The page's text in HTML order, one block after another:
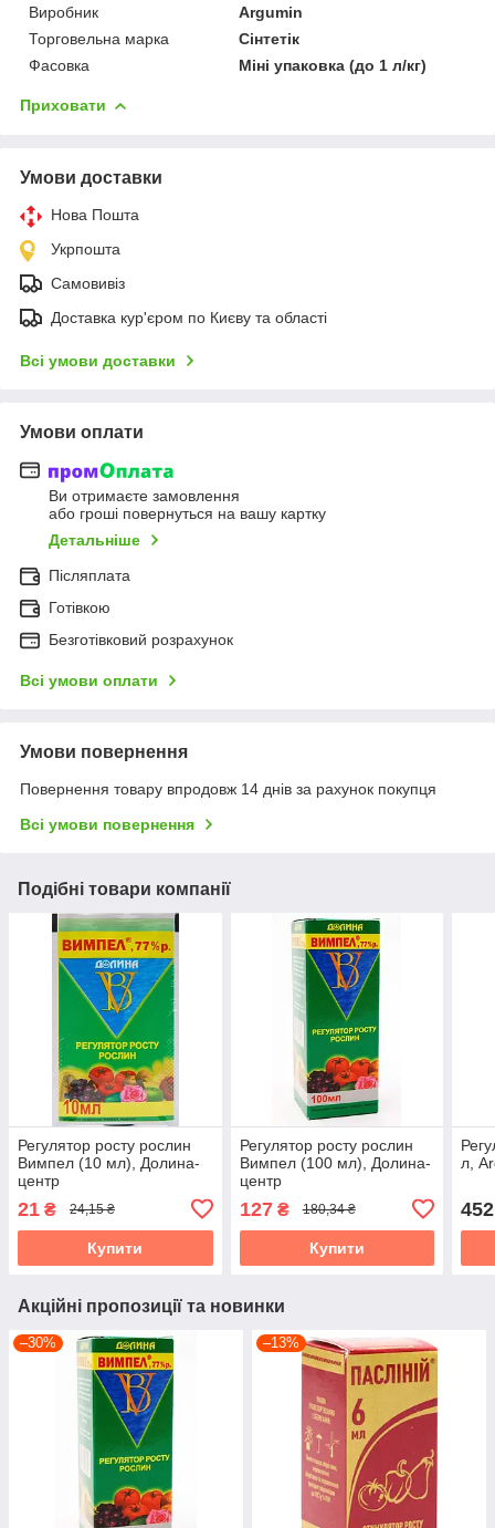
Виробник
Argumin
Торговельна марка
Сінтетік
Фасовка
Міні упаковка (до 1 л/кг)
Приховати
Умови доставки
Нова Пошта
Укрпошта
Самовивіз
Доставка кур'єром по Києву та області
Всі умови доставки
Умови оплати
Ви отримаєте замовлення
або гроші повернуться на вашу картку
Детальніше
Післяплата
Готівкою
Безготівковий розрахунок
Всі умови оплати
Умови повернення
Повернення товару впродовж 14 днів за рахунок покупця
Всі умови повернення
Подібні товари компанії
Регулятор росту рослин
Вимпел (10 мл), Долина-
центр
21 ₴ 24,15 ₴
Купити
Регулятор росту рослин
Вимпел (100 мл), Долина-
центр
127₴ 180,34 ₴
Купити
л,
452
Акційні пропозиції та новинки
–30% –13%